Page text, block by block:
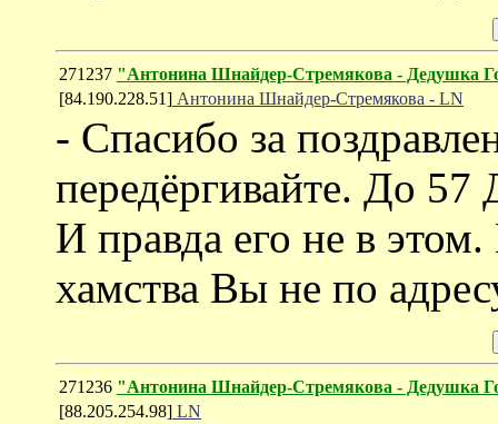
271237 "Антонина Шнайдер-Стремякова - Дедушка
[84.190.228.51] Антонина Шнайдер-Стремякова - LN
- Спасибо за
передёргивайте. До
И правда его не в
хамства Вы не по
271236 "Антонина Шнайдер-Стремякова - Дедушка
[88.205.254.98] LN